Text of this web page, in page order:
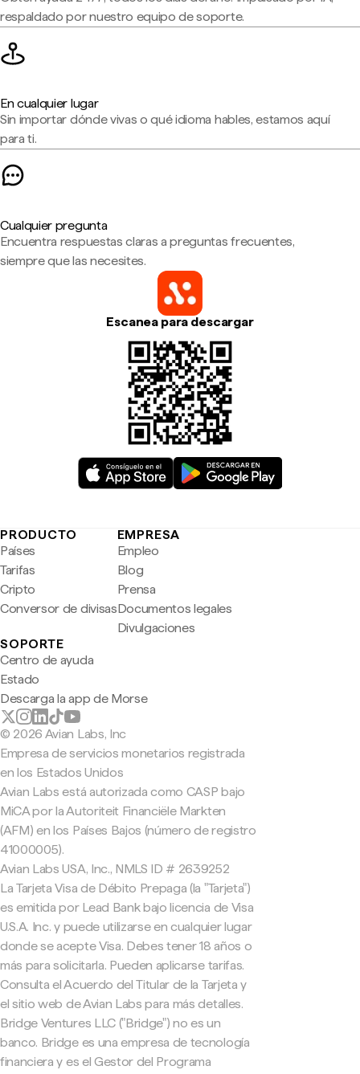
respaldado por nuestro equipo de soporte.
En cualquier lugar
Sin importar dónde vivas o qué idioma hables, estamos aquí
para ti.
Cualquier pregunta
Encuentra respuestas claras a preguntas frecuentes,
siempre que las necesites.
Escanea para descargar
PRODUCTO
Países
Tarifas
Cripto
Conversor de divisas
EMPRESA
Empleo
Blog
Prensa
Documentos legales
Divulgaciones
SOPORTE
Centro de ayuda
Estado
Descarga la app de Morse
© 2026 Avian Labs, Inc
Empresa de servicios monetarios registrada
en los Estados Unidos
Avian Labs está autorizada como CASP bajo
MiCA por la Autoriteit Financiële Markten
(AFM) en los Países Bajos (número de registro
41000005).
Avian Labs USA, Inc., NMLS ID # 2639252
La Tarjeta Visa de Débito Prepaga (la "Tarjeta")
es emitida por Lead Bank bajo licencia de Visa
U.S.A. Inc. y puede utilizarse en cualquier lugar
donde se acepte Visa. Debes tener 18 años o
más para solicitarla. Pueden aplicarse tarifas.
Consulta el Acuerdo del Titular de la Tarjeta y
el sitio web de Avian Labs para más detalles.
Bridge Ventures LLC ("Bridge") no es un
banco. Bridge es una empresa de tecnología
financiera y es el Gestor del Programa